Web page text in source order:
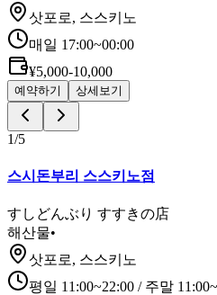
삿포로, 스스키노
매일 17:00~00:00
¥5,000-10,000
예약하기 상세보기
1/5
스시돈부리 스스키노점
すしどんぶり すすきの店
해산물•
삿포로, 스스키노
평일 11:00~22:00 / 주말